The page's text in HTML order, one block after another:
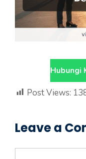
Hubungi
Post Views:
Leave a